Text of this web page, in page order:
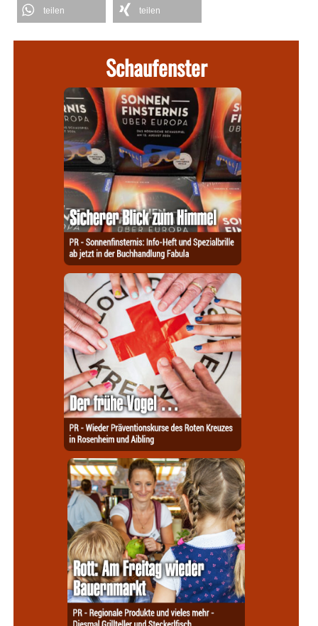
teilen teilen
Schaufenster